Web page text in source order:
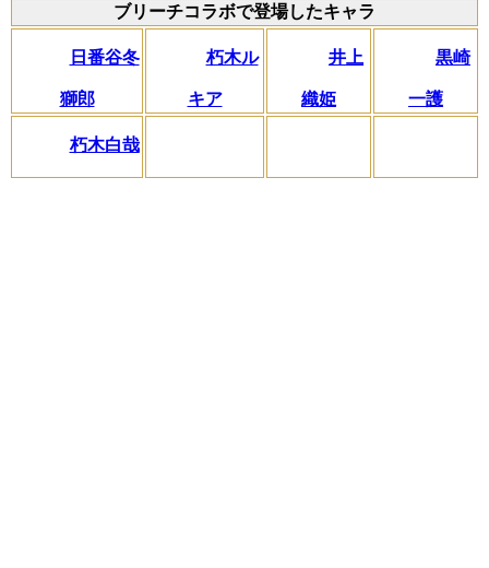
ブリーチコラボで登場したキャラ
日番谷冬
獅郎
朽木ル
キア
井上
織姫
黒崎
一護
朽木白哉